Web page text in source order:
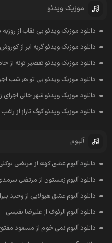
موزیک ویدئو
دانلود موزیک ویدئو بی نقاب از روزبه
دانلود موزیک ویدئو گریه ابر از
دانلود موزیک ویدئو تقصیر توئه از
دانلود موزیک ویدئو بی تو هر شب
دانلود موزیک ویدئو شهر خالی اجرای
دانلود موزیک ویدئو کوگ تاراز از راغب
آلبوم
دانلود آلبوم عشق کهنه از مرتضی
دانلود آلبوم زمستون از مرتضی
دانلود آلبوم عشق هیولایی از وحید
دانلود آلبوم الرئوف از علیرضا نفیسی
دانلود آلبوم نمی خوام از مسعود